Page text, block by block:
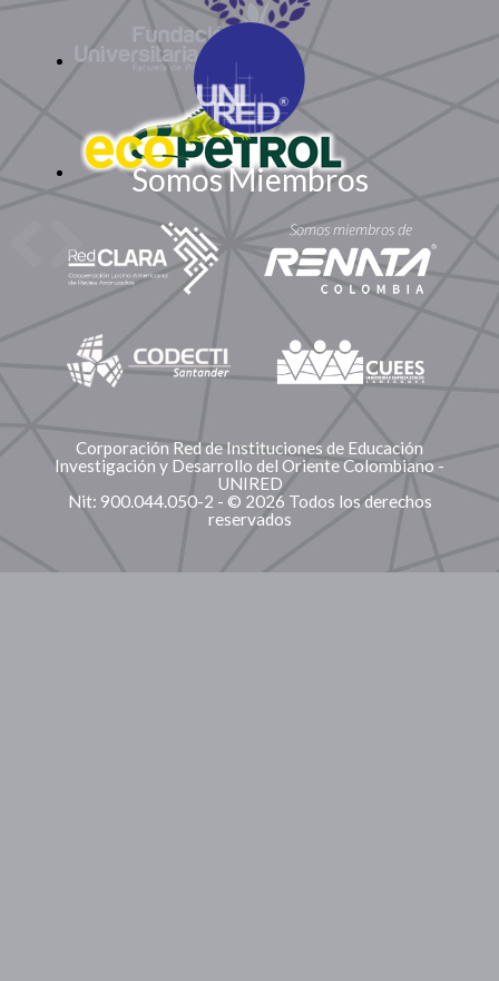
Somos Miembros
Corporación Red de Instituciones de Educación
Investigación y Desarrollo del Oriente Colombiano -
UNIRED
Nit: 900.044.050-2 - © 2026 Todos los derechos
reservados